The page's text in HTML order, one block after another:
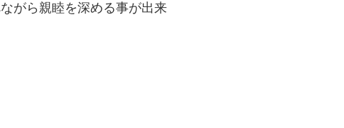
がら親睦を深める事が出来